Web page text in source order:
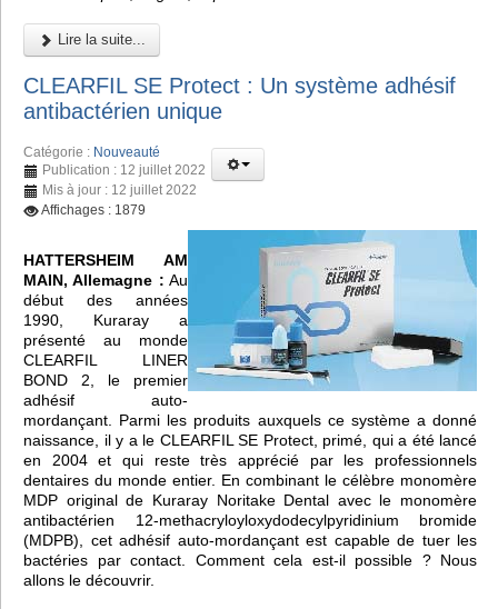
Lire la suite...
CLEARFIL SE Protect : Un système adhésif
antibactérien unique
Catégorie : Nouveauté
Publication : 12 juillet 2022
Mis à jour : 12 juillet 2022
Affichages : 1879
HATTERSHEIM AM
MAIN, Allemagne : Au
début des années
1990, Kuraray a
présenté au monde
CLEARFIL LINER
BOND 2, le premier
adhésif auto-
mordançant. Parmi les produits auxquels ce système a donné
naissance, il y a le CLEARFIL SE Protect, primé, qui a été lancé
en 2004 et qui reste très apprécié par les professionnels
dentaires du monde entier. En combinant le célèbre monomère
MDP original de Kuraray Noritake Dental avec le monomère
antibactérien 12-methacryloyloxydodecylpyridinium bromide
(MDPB), cet adhésif auto-mordançant est capable de tuer les
bactéries par contact. Comment cela est-il possible ? Nous
allons le découvrir.